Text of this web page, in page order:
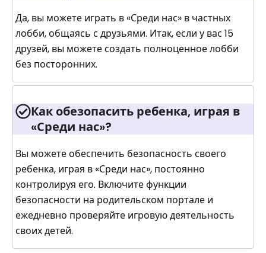
Да, вы можете играть в «Среди нас» в частных
лобби, общаясь с друзьями. Итак, если у вас 15
друзей, вы можете создать полноценное лобби
без посторонних.
Как обезопасить ребенка, играя в
«Среди нас»?
Вы можете обеспечить безопасность своего
ребенка, играя в «Среди нас», постоянно
контролируя его. Включите функции
безопасности на родительском портале и
ежедневно проверяйте игровую деятельность
своих детей.